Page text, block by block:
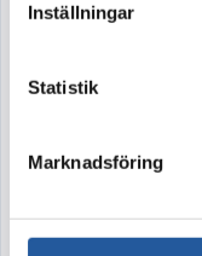
Inställningar
Statistik
Marknadsföring
Denna produkt